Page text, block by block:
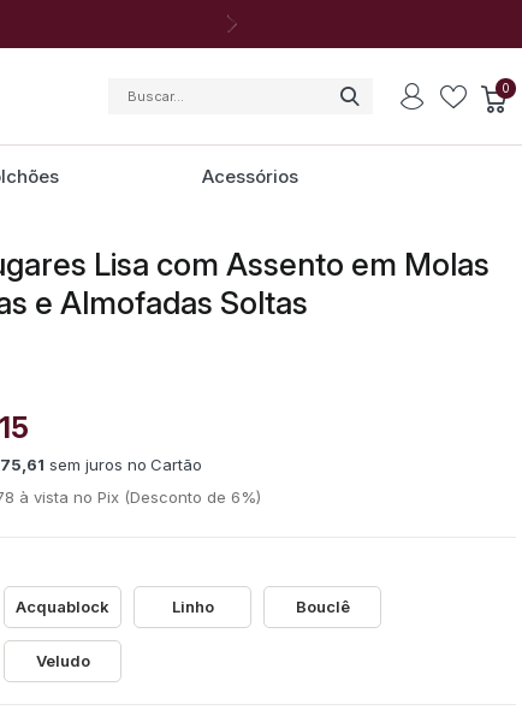
0
Acessórios
Lisa com Assento em Molas
e Almofadas Soltas
sem juros no
(Desconto de 6%)
Acquablock Linho Bouclê
Veludo